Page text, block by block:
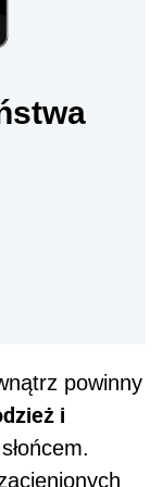
powinny
i